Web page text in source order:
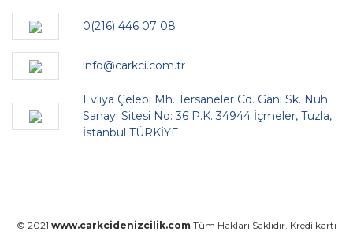
0(216) 446 07 08
info@carkci.com.tr
Evliya Çelebi Mh. Tersaneler Cd. Gani Sk. Nuh
Sanayi Sitesi No: 36 P.K. 34944 İçmeler, Tuzla,
İstanbul TÜRKİYE
© 2021 www.carkcidenizcilik.com Tüm Hakları Saklıdır. Kredi kartı